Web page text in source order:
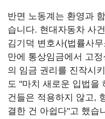
반면 노동계는 환영과
습니다. 현대자동차 사
김기덕 변호사(법률사
만에 통상임금에서 고
의 임금 권리를 진작시
도 "마치 새로운 입법을
건들은 적용하지 않고,
결한 건 아쉽다"고 했습